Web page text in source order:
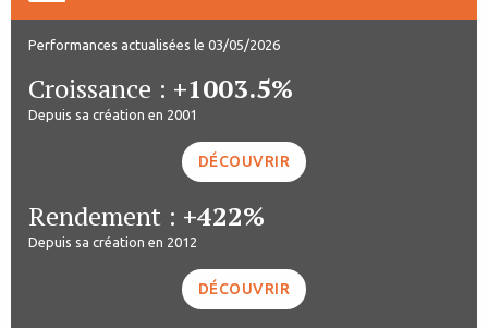
Performances actualisées le 03/05/2026
Croissance : +1003.5%
Depuis sa création en 2001
DÉCOUVRIR
Rendement : +422%
Depuis sa création en 2012
DÉCOUVRIR